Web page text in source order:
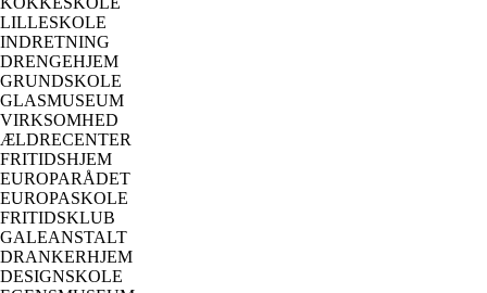
LILLESKOLE
INDRETNING
DRENGEHJEM
GRUNDSKOLE
GLASMUSEUM
VIRKSOMHED
ÆLDRECENTER
FRITIDSHJEM
EUROPARÅDET
EUROPASKOLE
FRITIDSKLUB
GALEANSTALT
DRANKERHJEM
DESIGNSKOLE